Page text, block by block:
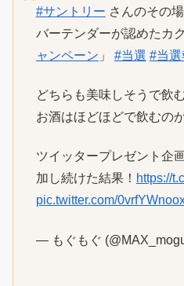
#サントリー さんのその
バーテンダーが認めたカ
ャンペーン 」 #当選 #当
どちらも美味しそうで飲
お酒はほどほどで飲むの
ツイッタープレゼント企
加し続けた結果！ https://
pic.twitter.com/
— もぐもぐ